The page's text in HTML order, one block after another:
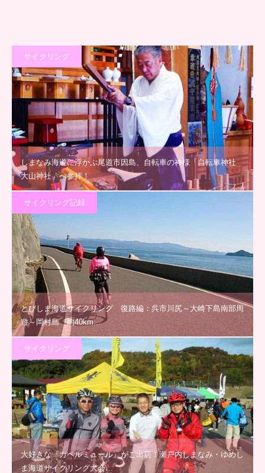
サイクリング
しまなみ海道に浮かぶ尾道市因島、自転車の神様「自転車神社
大山神社」へ参拝！
サイクリング記録
とびしま海道サイクリング 復路編：呉市川尻～大崎下島南部周
遊～岡村島 約40km…
サイクリング
大好きな『カペルミュール』がご出店！瀬戸内しまなみ・ゆめし
ま海道サイクリング大会…